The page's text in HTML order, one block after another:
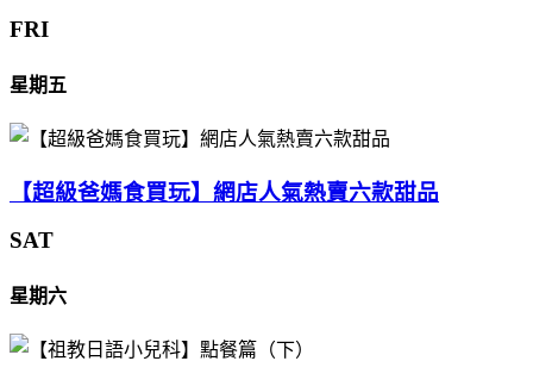
FRI
星期五
【超級爸媽食買玩】網店人氣熱賣六款甜品
SAT
星期六